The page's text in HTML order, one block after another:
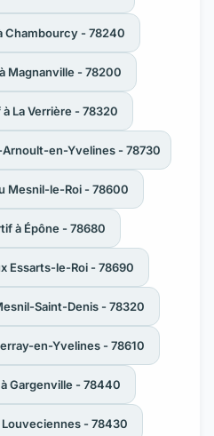
Chambourcy - 78240
Magnanville - 78200
La Verrière - 78320
en-Yvelines - 78730
Mesnil-le-Roi - 78600
à Épône - 78680
Essarts-le-Roi - 78690
Saint-Denis - 78320
en-Yvelines - 78610
Gargenville - 78440
- 78430